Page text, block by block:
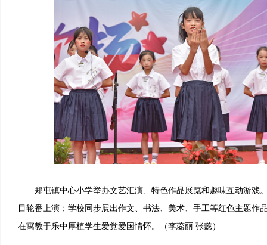
郑屯镇中心小学举办文艺汇演、特色作品展览和趣味互动游戏
目轮番上演；学校同步展出作文、书法、美术、手工等红色主题作
在寓教于乐中厚植学生爱党爱国情怀。（李蕊丽 张懿）